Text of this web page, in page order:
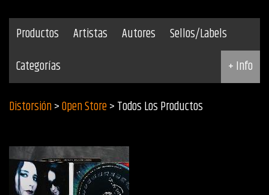
Productos Artistas Autores
Sellos/Labels
Categorías
+ Info
Distorsión>Open Store> Todos Los Productos